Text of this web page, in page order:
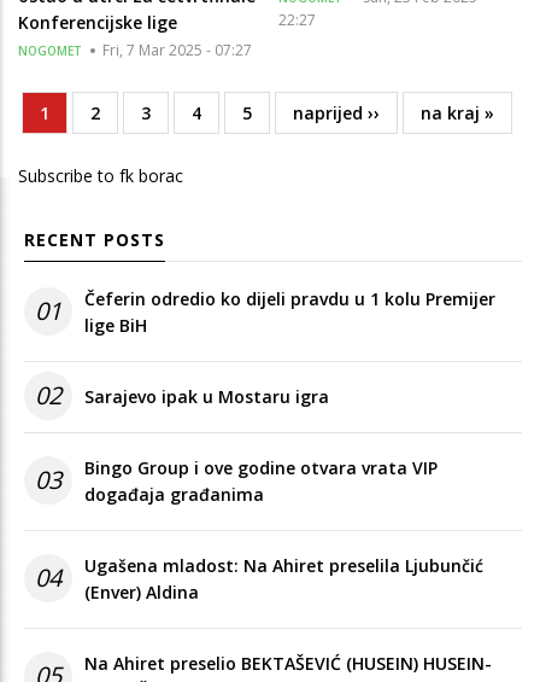
Konferencijske lige
NOGOMET Fri, 7 Mar 2025 - 07:27
22:27
Pagination
Current
page
1 Page
2 Page
3 Page
4 Page
5
Next
page
naprijed ››
Last
page
na kraj »
Subscribe to fk borac
RECENT POSTS
01
Čeferin odredio ko dijeli pravdu u 1 kolu Premijer
lige BiH
02 Sarajevo ipak u Mostaru igra
03
Bingo Group i ove godine otvara vrata VIP
događaja građanima
04
Ugašena mladost: Na Ahiret preselila Ljubunčić
(Enver) Aldina
Na Ahiret preselio BEKTAŠEVIĆ (HUSEIN) HUSEIN-